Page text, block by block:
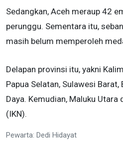
Sedangkan, Aceh meraup 42
perunggu. Sementara itu,
masih belum memperoleh
Delapan provinsi itu, yakni
Papua Selatan, Sulawesi Barat,
Daya. Kemudian, Maluku Utara
(IKN).
Pewarta: Dedi Hidayat